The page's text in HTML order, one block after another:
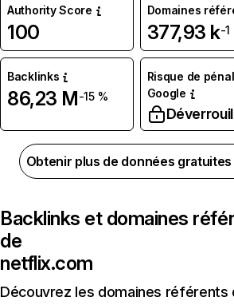
Authority Score
100
Domaines
377,93 k-1
Backlinks
86,23 M-15 %
Risque de
Google
Obtenir plus de données
Backlinks et domaines
de
netflix.com
Découvrez les domaines référents